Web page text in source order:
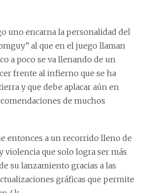
uno encarna la personalidad del
al que en el juego llaman
a poco se va llenando de un
frente al infierno que se ha
y que debe aplacar aún en
de muchos
entonces a un recorrido lleno de
violencia que solo logra ser más
su lanzamiento gracias a las
gráficas que permite